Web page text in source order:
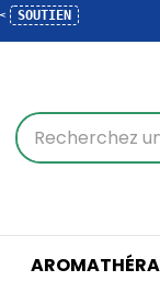
SOUTIEN